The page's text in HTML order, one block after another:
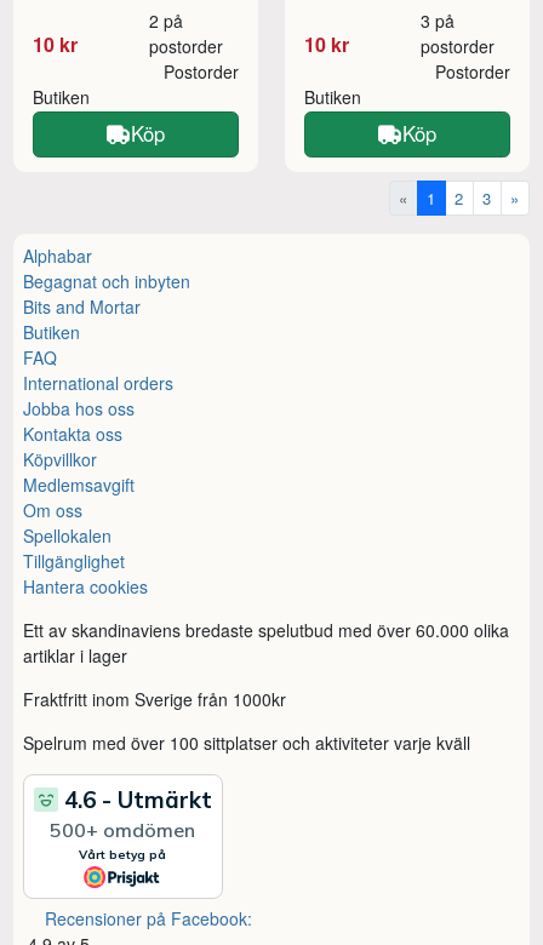
10 kr
2 på
postorder
Butiken
Postorder
Köp
10 kr
3 på
postorder
Butiken
Postorder
Köp
« 1 2 3 »
Alphabar
Begagnat och inbyten
Bits and Mortar
Butiken
FAQ
International orders
Jobba hos oss
Kontakta oss
Köpvillkor
Medlemsavgift
Om oss
Spellokalen
Tillgänglighet
Hantera cookies
Ett av skandinaviens bredaste spelutbud med över 60.000 olika
artiklar i lager
Fraktfritt inom Sverige från 1000kr
Spelrum med över 100 sittplatser och aktiviteter varje kväll
Recensioner på Facebook: